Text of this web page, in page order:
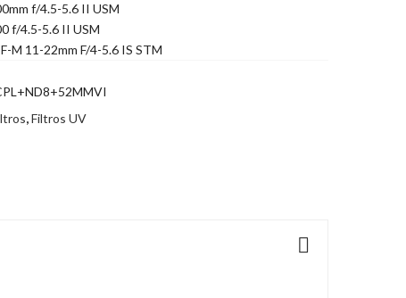
f/4.5-5.6 II USM
f/4.5-5.6 II USM
M 11-22mm F/4-5.6 IS STM
,Filtros UV